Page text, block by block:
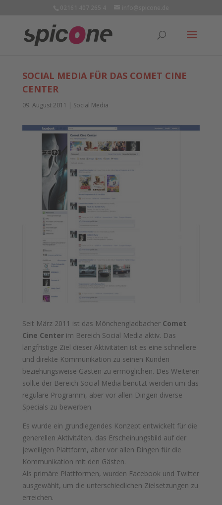
SOCIAL MEDIA FÜR DAS COMET CINE
CENTER
09. August 2011 | Social Media
Seit März 2011 ist das Mönchengladbacher Comet
Cine Centerim Bereich Social Media aktiv. Das
langfristige Ziel dieser Aktivitäten ist es eine schnellere
und direkte Kommunikation zu seinen Kunden
beziehungsweise Gästen zu ermöglichen. Des Weiteren
sollte der Bereich Social Media benutzt werden um das
reguläre Programm, aber vor allen Dingen diverse
Specials zu bewerben.
Es wurde ein grundlegendes Konzept entwickelt für die
generellen Aktivitäten, das Erscheinungsbild auf der
jeweiligen Plattform, aber vor allen Dingen für die
Kommunikation mit den Gästen.
Als primäre Plattformen, wurden Facebook und Twitter
ausgewählt, um die unterschiedlichen Zielsetzungen zu
erreichen.